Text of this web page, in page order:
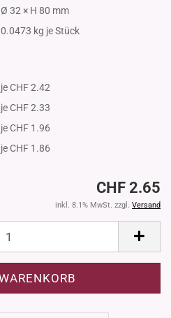
Ø 32 × H 80 mm
0.0473 kg je Stück
je CHF 2.42
je CHF 2.33
je CHF 1.96
je CHF 1.86
CHF 2.65
inkl. 8.1% MwSt. zzgl. Versand